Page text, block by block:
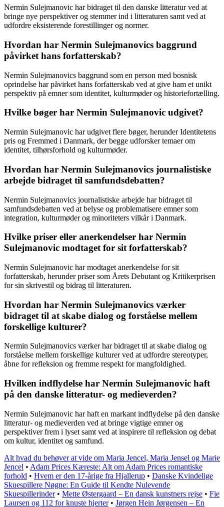
Nermin Sulejmanovic har bidraget til den danske litteratur ved at
bringe nye perspektiver og stemmer ind i litteraturen samt ved at
udfordre eksisterende forestillinger og normer.
Hvordan har Nermin Sulejmanovics baggrund
påvirket hans forfatterskab?
Nermin Sulejmanovics baggrund som en person med bosnisk
oprindelse har påvirket hans forfatterskab ved at give ham et unikt
perspektiv på emner som identitet, kulturmøder og historiefortælling.
Hvilke bøger har Nermin Sulejmanovic udgivet?
Nermin Sulejmanovic har udgivet flere bøger, herunder Identitetens
pris og Fremmed i Danmark, der begge udforsker temaer om
identitet, tilhørsforhold og kulturmøder.
Hvordan har Nermin Sulejmanovics journalistiske
arbejde bidraget til samfundsdebatten?
Nermin Sulejmanovics journalistiske arbejde har bidraget til
samfundsdebatten ved at belyse og problematisere emner som
integration, kulturmøder og minoriteters vilkår i Danmark.
Hvilke priser eller anerkendelser har Nermin
Sulejmanovic modtaget for sit forfatterskab?
Nermin Sulejmanovic har modtaget anerkendelse for sit
forfatterskab, herunder priser som Årets Debutant og Kritikerprisen
for sin skrivestil og bidrag til litteraturen.
Hvordan har Nermin Sulejmanovics værker
bidraget til at skabe dialog og forståelse mellem
forskellige kulturer?
Nermin Sulejmanovics værker har bidraget til at skabe dialog og
forståelse mellem forskellige kulturer ved at udfordre stereotyper,
åbne for refleksion og fremme respekt for mangfoldighed.
Hvilken indflydelse har Nermin Sulejmanovic haft
på den danske litteratur- og medieverden?
Nermin Sulejmanovic har haft en markant indflydelse på den danske
litteratur- og medieverden ved at bringe vigtige emner og
perspektiver frem i lyset samt ved at inspirere til refleksion og debat
om kultur, identitet og samfund.
Alt hvad du behøver at vide om Maria Jencel, Maria Jensel og Marie
Jencel • Adam Prices Kæreste: Alt om Adam Prices romantiske
forhold • Hvem er den 17-årige fra Hjallerup • Danske Kvindelige
Skuespillere Nøgne: En Guide til Kendte Nulevende
Skuespillerinder• Mette Østergaard – En dansk kunstners rejse • Fie
Laursen og 112 for knuste hjerter• Jørgen Hein Jørgensen – En